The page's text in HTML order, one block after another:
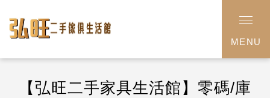
MENU
【弘旺二手家具生活館】零碼/庫